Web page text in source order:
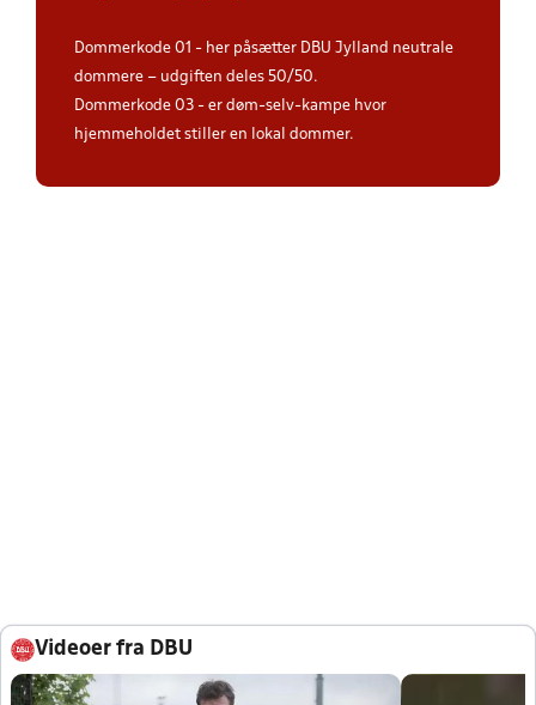
Dommerkode 01 - her påsætter DBU Jylland neutrale
dommere – udgiften deles 50/50.
Dommerkode 03 - er døm-selv-kampe hvor
hjemmeholdet stiller en lokal dommer.
Videoer fra DBU